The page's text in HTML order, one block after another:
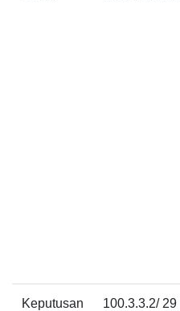
Keputusan
100.3.3.2/ 29